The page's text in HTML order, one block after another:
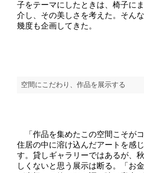
子をテーマにしたときは、椅子に
介し、その美しさを考えた。そん
幾度も企画してきた。
空間にこだわり、作品を展示する
「作品を集めたこの空間こそがコ
住居の中に溶け込んだアートを感
す。貸しギャラリーではあるが、
しくないと思う展示は断る。「お